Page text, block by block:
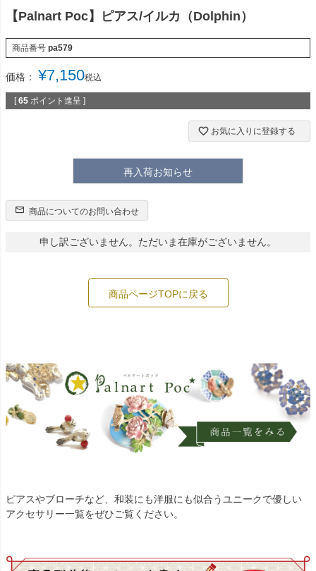
【Palnart Poc】ピアス/イルカ（Dolphin）
商品番号 pa579
価格： ¥7,150税込
[ 65 ポイント進呈 ]
お気に入りに登録する
再入荷お知らせ
商品についてのお問い合わせ
申し訳ございません。ただいま在庫がございません。
商品ページTOPに戻る
ピアスやブローチなど、和装にも洋服にも似合うユニークで優しい
アクセサリー一覧をぜひご覧ください。